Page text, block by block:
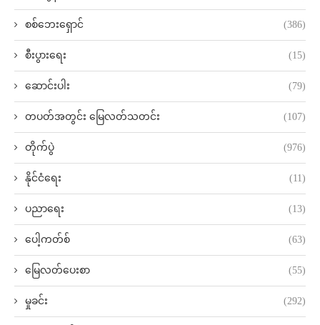
စစ်ဘေးရှောင် (386)
စီးပွားရေး (15)
ဆောင်းပါး (79)
တပတ်အတွင်း မြေလတ်သတင်း (107)
တိုက်ပွဲ (976)
နိုင်ငံရေး (11)
ပညာရေး (13)
ပေါ့ကတ်စ် (63)
မြေလတ်ပေးစာ (55)
မှုခင်း (292)